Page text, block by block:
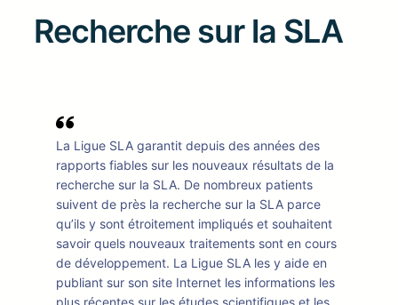
Recherche sur la SLA
La Ligue SLA garantit depuis des années des
rapports fiables sur les nouveaux résultats de la
recherche sur la SLA. De nombreux patients
suivent de près la recherche sur la SLA parce
qu’ils y sont étroitement impliqués et souhaitent
savoir quels nouveaux traitements sont en cours
de développement. La Ligue SLA les y aide en
publiant sur son site Internet les informations les
plus récentes sur les études scientifiques et les